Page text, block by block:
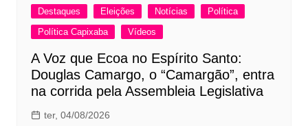
Destaques Eleições Notícias
Política
Política Capixaba
Vídeos
A Voz que Ecoa no Espírito Santo:
Douglas Camargo, o “Camargão”, entra
na corrida pela Assembleia Legislativa
ter, 04/08/2026